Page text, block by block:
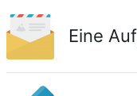
Eine